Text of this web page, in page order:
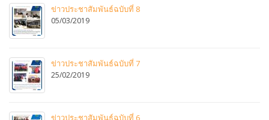
ข่าวประชาสัมพันธ์ฉบับที่ 8
05/03/2019
ข่าวประชาสัมพันธ์ฉบับที่ 7
25/02/2019
ข่าวประชาสัมพันธ์ฉบับที่ 6